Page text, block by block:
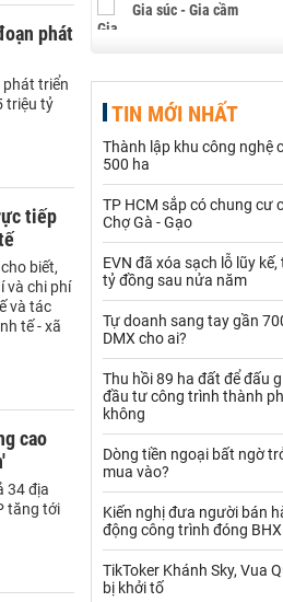
phát
phát triển
triệu tỷ
tiếp
biết,
và chi phí
và tác
tế - xã
cao
34 địa
tăng tới
Gia súc - Gia cầm
Hạt điều
Khí đốt
Kim loại khác
Muối
Nhựa - Hạt nhựa
Palladium
Rau - Củ -Quả
Sữa
Than
Thủy hải sản khác
Vàng
TIN MỚI NHẤT
Thành lập khu công nghệ
500 ha
TP HCM sắp có chung cư
Chợ Gà - Gạo
EVN đã xóa sạch lỗ lũy
tỷ đồng sau nửa năm
Tự doanh sang tay gần
DMX cho ai?
Thu hồi 89 ha đất để đấu
đầu tư công trình thành
không
Dòng tiền ngoại bất ngờ
mua vào?
Kiến nghị đưa người bán
động công trình đóng
TikToker Khánh Sky, Vua
bị khởi tố